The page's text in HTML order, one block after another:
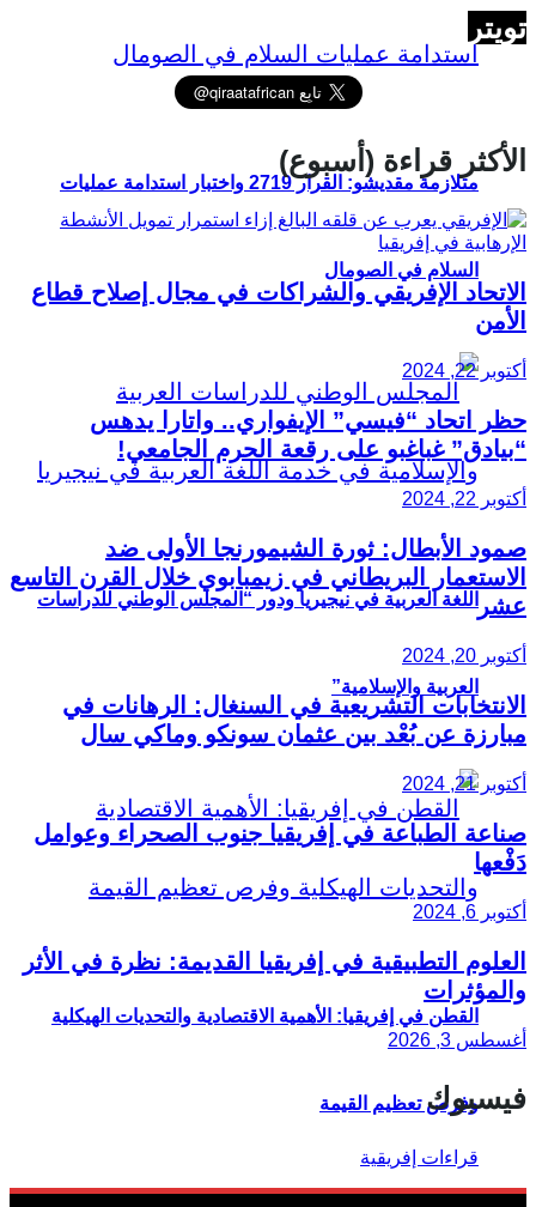
متلازمة مقديشو: القرار 2719 واختبار استدامة عمليات
السلام في الصومال
اللغة العربية في نيجيريا ودور “المجلس الوطني للدراسات
العربية والإسلامية”
القطن في إفريقيا: الأهمية الاقتصادية والتحديات الهيكلية
وفرص تعظيم القيمة
تويتر
الأكثر قراءة (أسبوع)
الاتحاد الإفريقي والشراكات في مجال إصلاح قطاع
الأمن
أكتوبر 22, 2024
حظر اتحاد “فيسي” الإيفواري.. واتارا يدهس
“بيادق” غباغبو على رقعة الحرم الجامعي!
أكتوبر 22, 2024
صمود الأبطال: ثورة الشيمورنجا الأولى ضد
الاستعمار البريطاني في زيمبابوي خلال القرن التاسع
عشر
أكتوبر 20, 2024
الانتخابات التشريعية في السنغال: الرهانات في
مبارزة عن بُعْد بين عثمان سونكو وماكي سال
أكتوبر 21, 2024
صناعة الطباعة في إفريقيا جنوب الصحراء وعوامل
دَفْعها
أكتوبر 6, 2024
العلوم التطبيقية في إفريقيا القديمة: نظرة في الأثر
والمؤثرات
أغسطس 3, 2026
فيسبوك